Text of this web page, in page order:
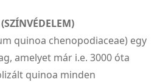
quinoa chenopodiaceae) egy
amelyet már i.e. 3000 óta
quinoa minden